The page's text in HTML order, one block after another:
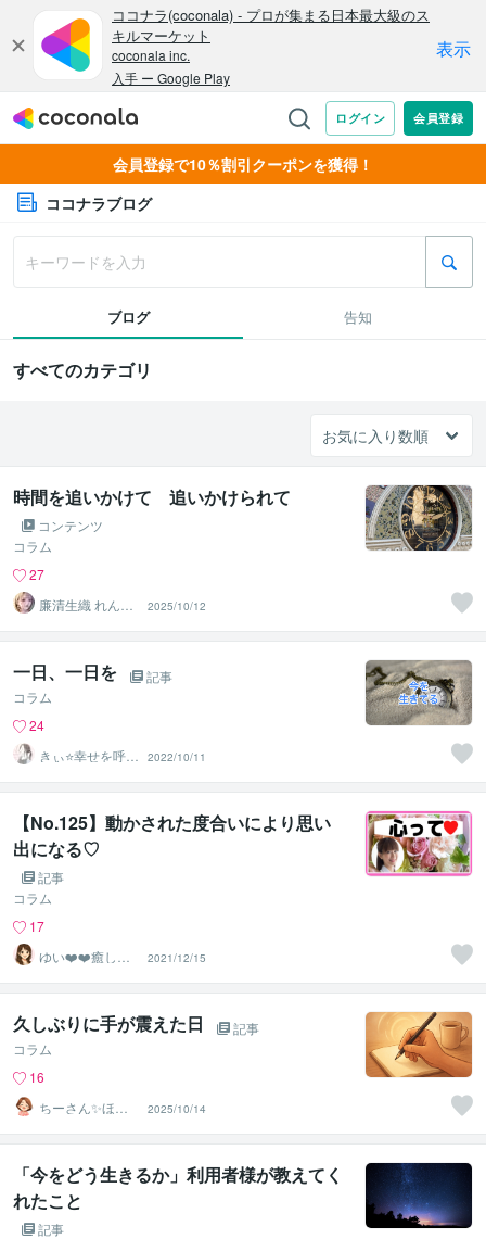
会員登録で10％割引クーポンを獲得！
ココナラブログ
ブログ 告知
すべてのカテゴリ
時間を追いかけて 追いかけられて
コンテンツ
コラム
27
廉清生織 れんせ
い さき
2025/10/12
一日、一日を
記事
コラム
24
きぃ⭐️幸せを呼び
込むふわっと女
神⭐️
2022/10/11
【No.125】動かされた度合いにより思い
出になる♡
記事
コラム
17
ゆい❤️❤️癒しの
心友
2021/12/15
久しぶりに手が震えた日
記事
コラム
16
ちーさん✨ほっ
こりの間の人
2025/10/14
「今をどう生きるか」利用者様が教えてく
れたこと
記事